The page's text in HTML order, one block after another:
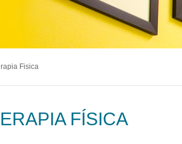
Drepanocítica
Urgente
MyChart
Fisica
FÍSICA